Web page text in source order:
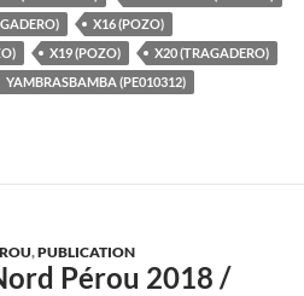
X16 (POZO)
X19 (POZO)
X20 (TRAGADERO)
YAMBRASBAMBA (PE010312)
,PUBLICATION
Pérou 2018 /